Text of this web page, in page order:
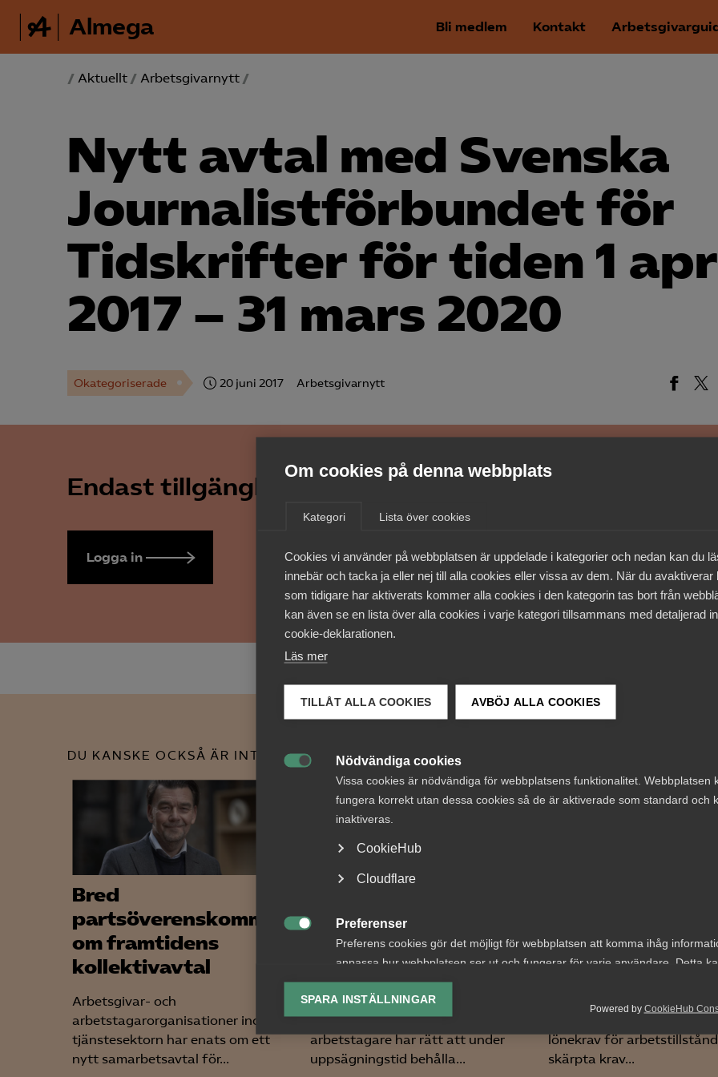
Om cookies på denna webbplats
Kategori Lista över cookies
Cookies vi använder på webbplatsen är uppdelade i kategorier och nedan kan du
innebär och tacka ja eller nej till alla cookies eller vissa av dem. När du avaktiverar
som tidigare har aktiverats kommer alla cookies i den kategorin tas bort från
kan även se en lista över alla cookies i varje kategori tillsammans med detaljerad
cookie-deklarationen.
Läs mer
TILLÅT ALLA COOKIES AVBÖJ ALLA COOKIES
Nödvändiga cookies
Vissa cookies är nödvändiga för webbplatsens funktionalitet. Webbplatsen
fungera korrekt utan dessa cookies så de är aktiverade som standard och
inaktiveras.
CookieHub
Cloudflare
Preferenser
Preferens cookies gör det möjligt för webbplatsen att komma ihåg
anpassa hur webbplatsen ser ut och fungerar för varje användare. Detta
lagring av vald valuta, region, språk eller färgschema.

Analys-cookies
Analyseringscookies hjälper oss förbättra webbplatsen genom att samla
information om hur den används.
Powered by CookieHub
SPARA INSTÄLLNINGAR
Almega Bli medlem Kontakt
/ Aktuellt / Arbetsgivarnytt /
Nytt avtal med Svenska
Journalist­förbundet för
Tidskrifter för tiden 1
2017 – 31 mars 2020
Okategoriserade 20 juni 2017 Arbetsgivarnytt
Endast tillgänglig för medlemmar
Logga in Bli medlem
DU KANSKE OCKSÅ ÄR INTRESSERAD AV DETTA?
Bred
partsöverenskommelse
om framtidens
kollektivavtal
Arbetsgivar- och
arbetstagarorganisationer inom
tjänstesektorn har enats om ett
nytt samarbetsavtal för...
lön under
uppsägningstid i
bemanningsföretag
AD 2026 nr 8 Av byggavtalet
framgår att en uppsagd
arbetstagare har rätt att under
uppsägningstid behålla...
sommaren 2026:
gäller?
För arbetsgivare innebär
lönekrav för
skärpta krav...